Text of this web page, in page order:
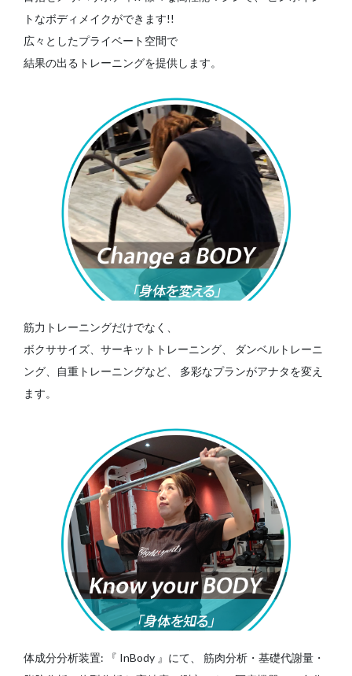
トなボディメイクができます!!
広々としたプライベート空間で
結果の出るトレーニングを提供します。
筋力トレーニングだけでなく、
ボクササイズ、サーキットトレーニング、
ダンベルトレーニ
ング、自重トレーニングなど、
多彩なプランがアナタを変え
ます。
体成分分析装置: 『 InBody 』にて、
筋肉分析・基礎代謝量・